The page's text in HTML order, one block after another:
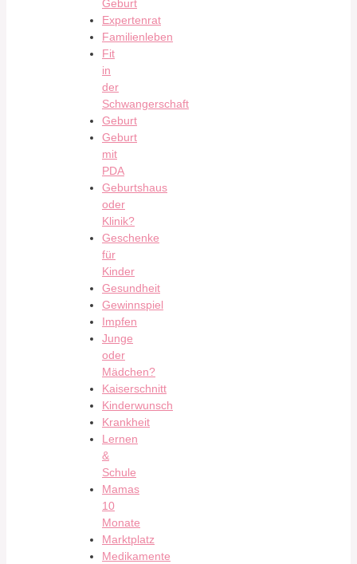
Geburt
Expertenrat
Familienleben
Fit
in
der
Schwangerschaft
Geburt
Geburt
mit
PDA
Geburtshaus
oder
Klinik?
Geschenke
für
Kinder
Gesundheit
Gewinnspiel
Impfen
Junge
oder
Mädchen?
Kaiserschnitt
Kinderwunsch
Krankheit
Lernen
&
Schule
Mamas
10
Monate
Marktplatz
Medikamente